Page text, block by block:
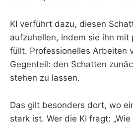
KI verführt dazu, diesen
aufzuhellen, indem sie ihn mit
füllt. Professionelles Arbeiten
Gegenteil: den Schatten
stehen zu lassen.
Das gilt besonders dort, wo
stark ist. Wer die KI fragt: „Wie